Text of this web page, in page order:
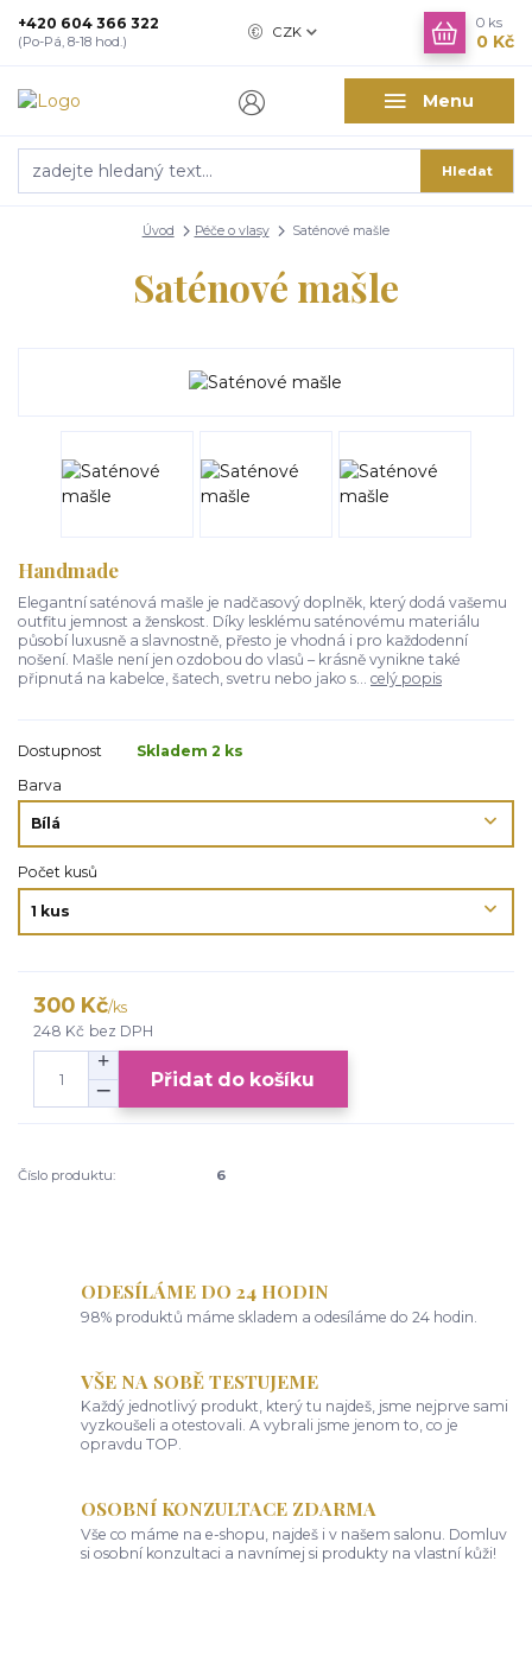
Menu
CZK
Hledat
+420 604 366 322
(Po-Pá, 8-18 hod.)
0 ks
0 Kč
Úvod Péče o vlasy Saténové mašle
Saténové mašle
Handmade
Elegantní saténová mašle je nadčasový doplněk, který dodá vašemu
outfitu jemnost a ženskost. Díky lesklému saténovému materiálu
působí luxusně a slavnostně, přesto je vhodná i pro každodenní
nošení. Mašle není jen ozdobou do vlasů – krásně vynikne také
připnutá na kabelce, šatech, svetru nebo jako s... celý popis
Dostupnost
Skladem 2 ks
Barva
Počet kusů
300 Kč/ks
248 Kč bez DPH
Přidat do košíku
Číslo produktu: 6
ODESÍLÁME DO 24 HODIN
98% produktů máme skladem a odesíláme do 24 hodin.
VŠE NA SOBĚ TESTUJEME
Každý jednotlivý produkt, který tu najdeš, jsme nejprve sami
vyzkoušeli a otestovali. A vybrali jsme jenom to, co je
opravdu TOP.
OSOBNÍ KONZULTACE ZDARMA
Vše co máme na e-shopu, najdeš i v našem salonu. Domluv
si osobní konzultaci a navnímej si produkty na vlastní kůži!